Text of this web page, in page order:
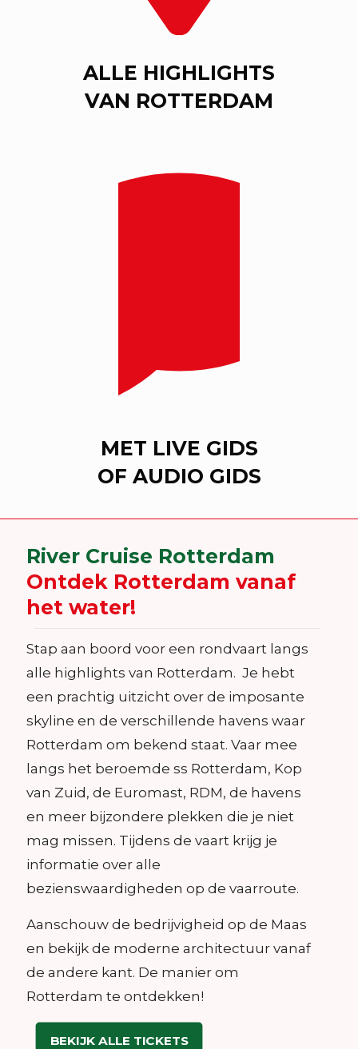
ALLE HIGHLIGHTS
VAN ROTTERDAM
MET LIVE GIDS
OF AUDIO GIDS
River Cruise Rotterdam
Ontdek Rotterdam vanaf
het water!
Stap aan boord voor een rondvaart langs
alle highlights van Rotterdam. Je hebt
een prachtig uitzicht over de imposante
skyline en de verschillende havens waar
Rotterdam om bekend staat. Vaar mee
langs het beroemde ss Rotterdam, Kop
van Zuid, de Euromast, RDM, de havens
en meer bijzondere plekken die je niet
mag missen. Tijdens de vaart krijg je
informatie over alle
bezienswaardigheden op de vaarroute.
Aanschouw de bedrijvigheid op de Maas
en bekijk de moderne architectuur vanaf
de andere kant. De manier om
Rotterdam te ontdekken!
BEKIJK ALLE TICKETS